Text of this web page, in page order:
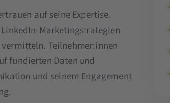
auf seine Expertise.
Marketingstrategien
Teilnehmer:innen
fundierten Daten und
und seinem Engagement